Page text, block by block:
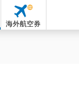
海外航空券